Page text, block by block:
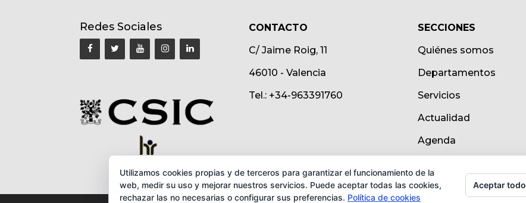
Redes Sociales
CONTACTO
C/ Jaime Roig, 11
46010 - Valencia
Tel.: +34-963391760
SECCIONES
Quiénes somos
Departamentos
Servicios
Actualidad
Agenda
Utilizamos cookies propias y de terceros para garantizar el funcionamiento de la
web, medir su uso y mejorar nuestros servicios. Puede aceptar todas las cookies,
rechazar las no necesarias o configurar sus preferencias. Política de cookies
Aceptar todo